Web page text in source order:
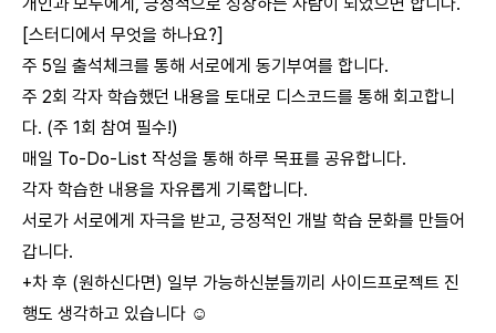
[스터디에서 무엇을 하나요?]
주 5일 출석체크를 통해 서로에게 동기부여를 합니다.
주 2회 각자 학습했던 내용을 토대로 디스코드를 통해 회고합니
다. (주 1회 참여 필수!)
매일 To-Do-List 작성을 통해 하루 목표를 공유합니다.
각자 학습한 내용을 자유롭게 기록합니다.
서로가 서로에게 자극을 받고, 긍정적인 개발 학습 문화를 만들어
갑니다.
+차 후 (원하신다면) 일부 가능하신분들끼리 사이드프로젝트 진
행도 생각하고 있습니다 ☺️